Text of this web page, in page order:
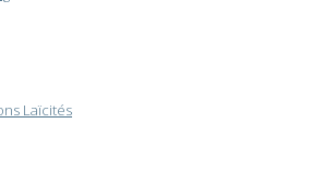
Laïcités